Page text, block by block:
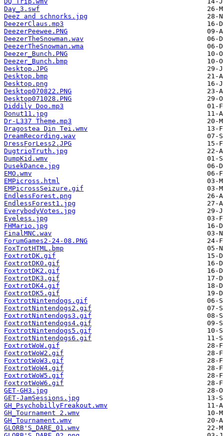
Day_3.swf
Deez and schnorks.jpg
DeezerClaus.mp3
DeezerPeewee.PNG
DeezerTheSnowman.wav
DeezerTheSnowman.wma
Deezer_Bunch.PNG
Deezer_Bunch.bmp
Desktop.JPG
Desktop.bmp
Desktop.png
Desktop070822.PNG
Desktop071028.PNG
Diddily Doo.mp3
Donut11.jpg
Dr-L337 Theme.mp3
Dragostea Din Tei.wmv
DreamRecording.wav
DressForLess2.JPG
DugtrioTruth.jpg
DumpKid.wmv
DusekDance.jpg
EMO.wmv
EMPicross.html
EMPicrossSeizure.gif
EndlessForest.png
EndlessForest1.jpg
EverybodyVotes.jpg
Eyeless.jpg
FHMario.jpg
FinalMNC.wav
ForumGames2-24-08.PNG
FoxTrotHTML.bmp
FoxtrotDK.gif
FoxtrotDK0.gif
FoxtrotDK2.gif
FoxtrotDK3.gif
FoxtrotDK4.gif
FoxtrotDK5.gif
FoxtrotNintendogs.gif
FoxtrotNintendogs2.gif
FoxtrotNintendogs3.gif
FoxtrotNintendogs4.gif
FoxtrotNintendogs5.gif
FoxtrotNintendogs6.gif
FoxtrotWoW.gif
FoxtrotWoW2.gif
FoxtrotWoW3.gif
FoxtrotWoW4.gif
FoxtrotWoW5.gif
FoxtrotWoW6.gif
GET-GH3.jpg
GET-JamSessions.jpg
GH_PsychobillyFreakout.wmv
GH_Tournament 2.wmv
GH_Tournament.wmv
GLORB'S_DARE_01.wmv